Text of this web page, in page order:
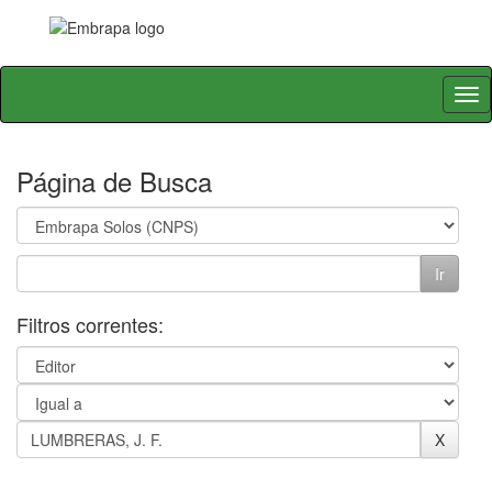
Skip
Página de Busca
Filtros correntes: